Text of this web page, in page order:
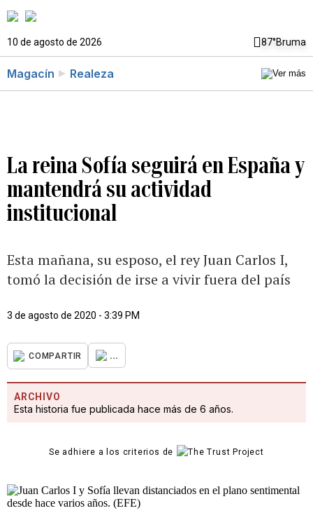
10 de agosto de 2026 87°Bruma
Magacín Realeza
La reina Sofía seguirá en España y
mantendrá su actividad
institucional
Esta mañana, su esposo, el rey Juan Carlos I,
tomó la decisión de irse a vivir fuera del país
3 de agosto de 2020 - 3:39 PM
COMPARTIR ...
ARCHIVO
Esta historia fue publicada hace más de 6 años.
Se adhiere a los criterios de